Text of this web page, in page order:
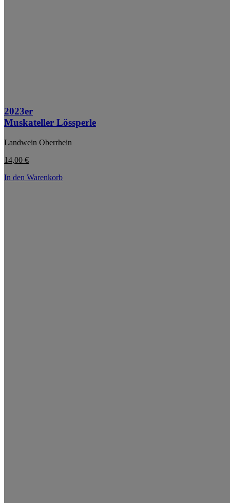
2023er
Muskateller Lössperle
Landwein Oberrhein
14,00 €
In den Warenkorb